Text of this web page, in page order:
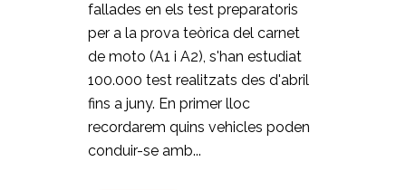
fallades en els test preparatoris
per a la prova teòrica del carnet
de moto (A1 i A2), s'han estudiat
100.000 test realitzats des d'abril
fins a juny. En primer lloc
recordarem quins vehicles poden
conduir-se amb...